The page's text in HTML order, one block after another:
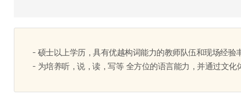
- 硕士以上学历，具有优越构词能力的教师队伍和现场经验
- 为培养听，说，读，写等 全方位的语言能力，并通过文